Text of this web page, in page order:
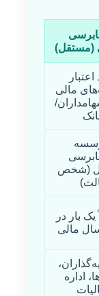
(مستقل)
اعتبار
مالی
(شخص
بار در
سال مالی
اداره